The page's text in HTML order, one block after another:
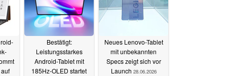
Bestätigt:
Leistungsstarkes
Android-Tablet mit
185Hz-OLED startet
Neues Lenovo-Tablet
mit unbekannten
Specs zeigt sich vor
Launch 28.06.2026